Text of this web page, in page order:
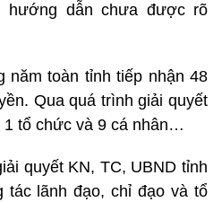
hướng dẫn chưa được rõ
năm toàn tỉnh tiếp nhận 48
Qua quá trình giải quyết
1 tổ chức và 9 cá nhân…
quyết KN, TC, UBND tỉnh
tác lãnh đạo, chỉ đạo và tổ